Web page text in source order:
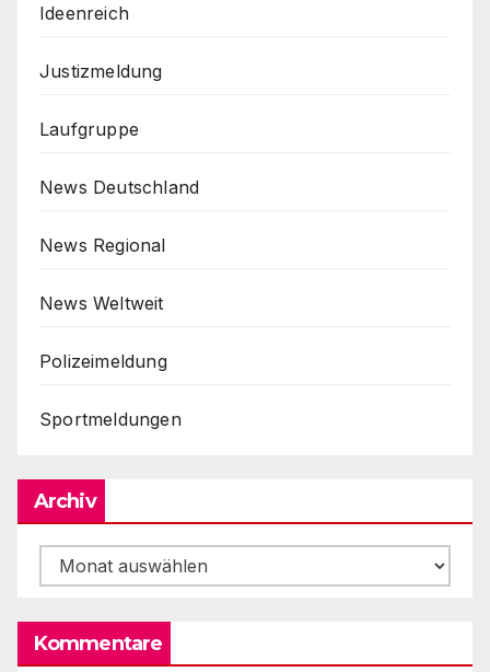
Ideenreich
Justizmeldung
Laufgruppe
News Deutschland
News Regional
News Weltweit
Polizeimeldung
Sportmeldungen
Archiv
Archiv
Kommentare